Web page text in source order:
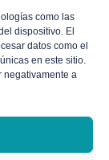
como las
dispositivo. El
datos como el
en este sitio.
negativamente a
a 14:00
a 19:30